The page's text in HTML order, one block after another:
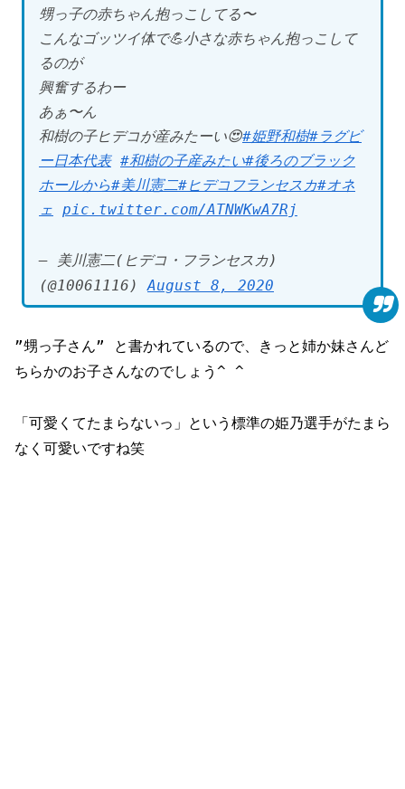
甥っ子の赤ちゃん抱っこしてる〜
こんなゴッツイ体で💪小さな赤ちゃん抱っこして
るのが
興奮するわー
あぁ〜ん
和樹の子ヒデコが産みたーい😍#姫野和樹#ラグビ
ー日本代表 #和樹の子産みたい#後ろのブラック
ホールから#美川憲二#ヒデコフランセスカ#オネ
ェ pic.twitter.com/ATNWKwA7Rj
— 美川憲二(ヒデコ・フランセスカ)
(@10061116)August 8, 2020
”甥っ子さん” と書かれているので、きっと姉か妹さんど
ちらかのお子さんなのでしょう^ ^
「可愛くてたまらないっ」という標準の姫乃選手がたまら
なく可愛いですね笑